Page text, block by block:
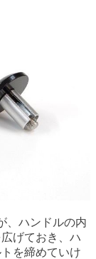
、ハンドルの内
げておき、ハ
を締めていけ